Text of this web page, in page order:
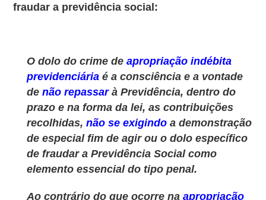
fraudar a previdência social:
O dolo do crime deapropriação indébita
previdenciária é a consciência e a vontade
denão repassarà Previdência, dentro do
prazo e na forma da lei, as contribuições
recolhidas,não se exigindo a demonstração
de especial fim de agir ou o dolo específico
de fraudar a Previdência Social como
elemento essencial do tipo penal.
Ao contrário do que ocorre naapropriação